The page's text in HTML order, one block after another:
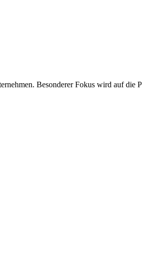
Besonderer Fokus wird auf die